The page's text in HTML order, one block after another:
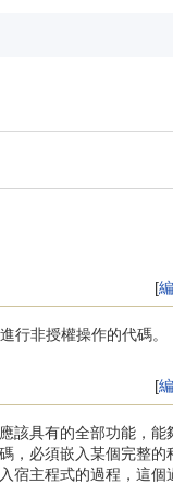
[
行非授權操作的代碼。
[
該具有的全部功能，能
，必須嵌入某個完整的
宿主程式的過程，這個